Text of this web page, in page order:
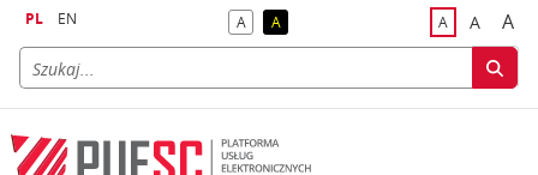
PL EN Akontrast domyślny
Akontrast żółty tekst na czarnym tle
Adomyślna
A A